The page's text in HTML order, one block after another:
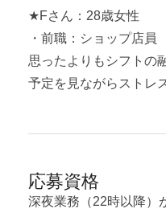
★Fさん：28歳女性
・前職：ショップ店員
思ったよりもシフトの
予定を見ながらストレ
応募資格
深夜業務（22時以降）